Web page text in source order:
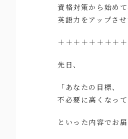
資格対策から始めて
英語力をアップさせ
＋＋＋＋＋＋＋＋
先日、
「あなたの目標、
不必要に高くなっ
といった内容でお